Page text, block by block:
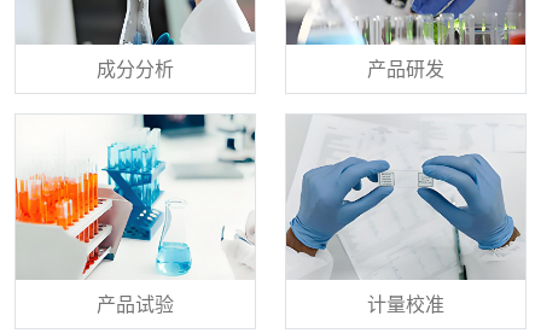
成分分析 产品研发
产品试验 计量校准